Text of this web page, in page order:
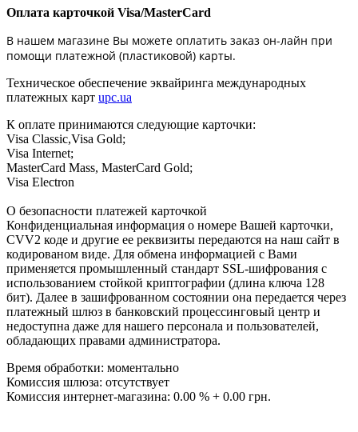
Оплата карточкой Visa/MasterCard
В нашем магазине Вы можете оплатить заказ он-лайн при
помощи платежной (пластиковой) карты.
Техническое обеспечение эквайринга международных
платежных карт upc.ua
К оплате принимаются следующие карточки:
Visa Classic,Visa Gold;
Visa Internet;
MasterCard Mass, MasterCard Gold;
Visa Electron
О безопасности платежей карточкой
Конфиденциальная информация о номере Вашей карточки,
CVV2 коде и другие ее реквизиты передаются на наш сайт в
кодированом виде. Для обмена информацией с Вами
применяется промышленный стандарт SSL-шифрования с
использованием стойкой криптографии (длина ключа 128
бит). Далее в зашифрованном состоянии она передается через
платежный шлюз в банковский процессинговый центр и
недоступна даже для нашего персонала и пользователей,
обладающих правами администратора.
Время обработки: моментально
Комиссия шлюза: отсутствует
Комиссия интернет-магазина: 0.00 % + 0.00 грн.